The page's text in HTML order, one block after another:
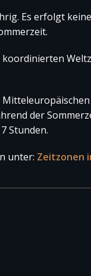
Es erfolgt
der
Stunden.
unter: Zeitzonen